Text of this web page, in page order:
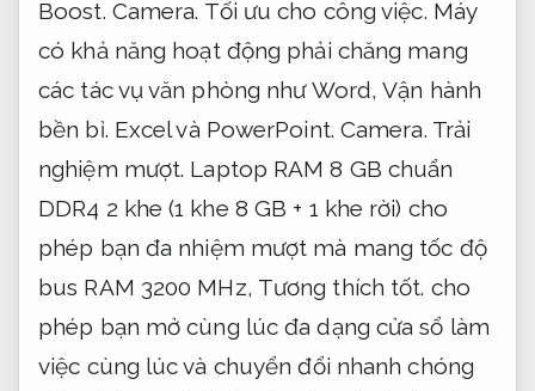
Boost. Camera. Tối ưu cho công việc. Máy
có khả năng hoạt động phải chăng mang
các tác vụ văn phòng như Word,Vận hành
bền bỉ. Excel và PowerPoint. Camera. Trải
nghiệm mượt. Laptop RAM 8 GB chuẩn
DDR4 2 khe (1 khe 8 GB + 1 khe rời) cho
phép bạn đa nhiệm mượt mà mang tốc độ
bus RAM 3200 MHz, Tương thích tốt. cho
phép bạn mở cùng lúc đa dạng cửa sổ làm
việc cùng lúc và chuyển đổi nhanh chóng